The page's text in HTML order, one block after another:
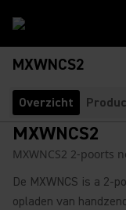
MXWNCS2
Overzicht
MXWNCS2
MXWNCS2 2-poorts
De MXWNCS is a
opladen van